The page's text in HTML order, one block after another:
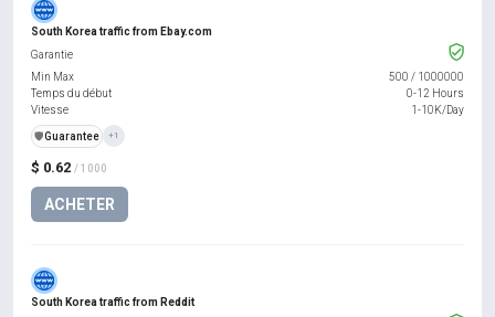
South Korea traffic from Ebay.com
$ 0.62 / 1000
ACHETER
Garantie
Min Max
500 / 1000000
Temps du début
0-12 Hours
Vitesse
1-10K/Day
️🛡️Guarantee +1
South Korea traffic from Reddit